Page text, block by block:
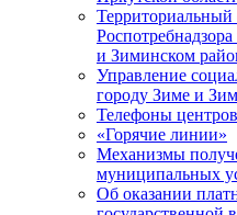
Территориальный
и Зиминском
Управление
городу Зиме и
Телефоны
«Горячие линии»
Механизмы
муниципальных
Об оказании